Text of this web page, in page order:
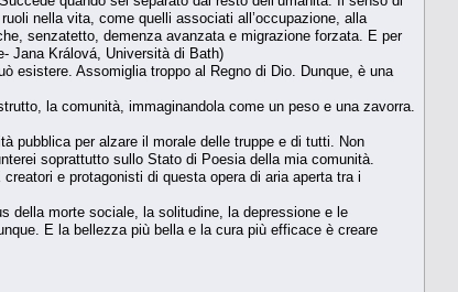
nella vita, come quelli associati all’occupazione, alla
senzatetto, demenza avanzata e migrazione forzata. E per
Jana Králová, Università di Bath)
esistere. Assomiglia troppo al Regno di Dio. Dunque, è una
la comunità, immaginandola come un peso e una zavorra.
pubblica per alzare il morale delle truppe e di tutti. Non
soprattutto sullo Stato di Poesia della mia comunità.
e protagonisti di questa opera di aria aperta tra i
della morte sociale, la solitudine, la depressione e le
E la bellezza più bella e la cura più efficace è creare